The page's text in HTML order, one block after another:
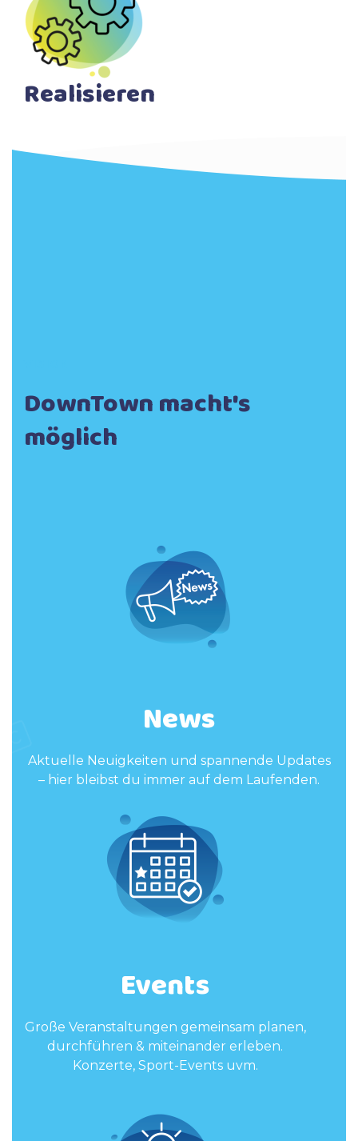
Realisieren
diese mit Partnern in die Realität umsetzen
DownTown macht's
möglich
News
Aktuelle Neuigkeiten und spannende Updates
– hier bleibst du immer auf dem Laufenden.
Events
Große Veranstaltungen gemeinsam planen,
durchführen & miteinander erleben.
Konzerte, Sport-Events uvm.